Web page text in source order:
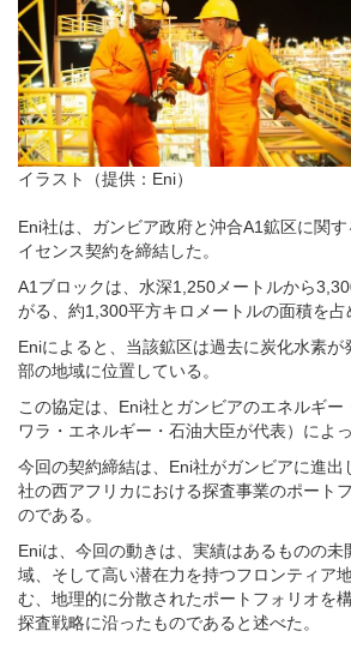
イラスト（提供：Eni）
Eni社は、ガンビア政府と沖合A1鉱区に関
イセンス契約を締結した。
A1ブロックは、水深1,250メートルから
がる、約1,300平方キロメートルの面積を占
Eniによると、当該鉱区は過去に炭化水素が
部の地域に位置している。
この協定は、Eni社とガンビアのエネルギー
ワラ・エネルギー・石油大臣が代表）によ
今回の契約締結は、Eni社がガンビアに進出
社の西アフリカにおける探査事業のポート
のである。
Eniは、今回の動きは、実績はあるものの未
域、そして高い潜在力を持つフロンティア
む、地理的に分散されたポートフォリオを
探査戦略に沿ったものであると述べた。